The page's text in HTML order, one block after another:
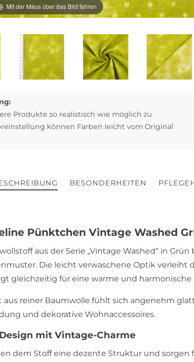
Mit der Maus über das Bild fahren
Produkte so realistisch wie möglich zu
können Farben leicht vom Original
BESONDERHEITEN
Pünktchen Vintage Washed
aus der Serie „Vintage Washed“ in
Die leicht verwaschene Optik verleiht
gleichzeitig für eine warme und harmonische
aus reiner Baumwolle fühlt sich angenehm
und dekorative Wohnaccessoires.
mit Vintage-Charme
dem Stoff eine dezente Struktur und sorgen